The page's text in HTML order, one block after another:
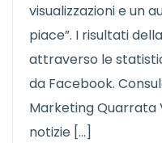
visualizzazioni e un
piace”. I risultati
attraverso le
da Facebook.
Marketing
notizie […]